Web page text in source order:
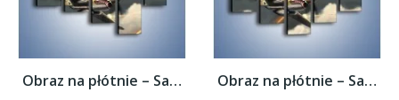
Obraz na płótnie – Samolotem w stronę... Obraz na płótnie – Samolotem w stronę...